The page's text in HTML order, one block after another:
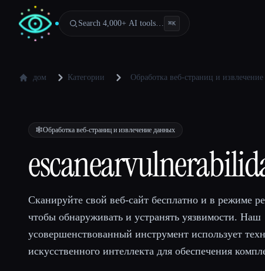
Search 4,000+ AI tools… ⌘K
дом Категории Обработка веб-страниц и
🕸️Обработка веб-страниц и извлечение данных
Сканируйте свой веб-сайт бесплатно и в режиме
чтобы обнаруживать и устранять уязвимости. Наш
усовершенствованный инструмент использует
искусственного интеллекта для обеспечения